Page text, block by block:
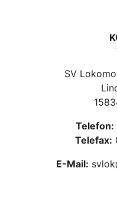
SV
Telefon:
Telefax:
E-Mail: